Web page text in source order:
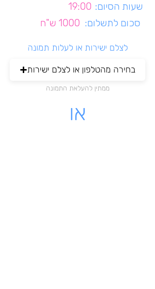
19:00 שעות הסיום:
1000 ש"ח סכום לתשלום:
לצלם ישירות או לעלות תמונה
בחירה מהטלפון או לצלם ישירות
ממתין להעלאת התמונה
או